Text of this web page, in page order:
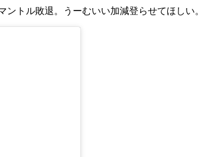
トル敗退。うーむいい加減登らせてほしい。